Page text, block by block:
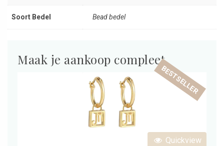
Soort Bedel Bead bedel
Maak je aankoop compleet
Quickview
BESTSELLER